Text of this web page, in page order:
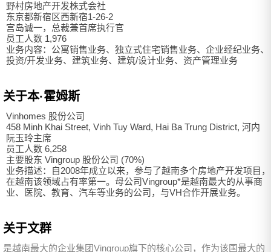
野村房地产开发株式会社
东京都新宿区西新宿1-26-2
宫岛诚一，总裁兼首席执行官
员工人数 1,976
业务内容：公寓销售业务、独立式住宅销售业务、企业经纪业务、
投资/开发业务、建筑业务、建筑/设计业务、资产管理业务
关于本·霍姆斯
Vinhomes 股份公司
458 Minh Khai Street, Vinh Tuy Ward, Hai Ba Trung District, 河内
阮玉玲主席
员工人数 6,258
主要股东 Vingroup 股份公司 (70%)
业务描述：自2008年成立以来，参与了越南多个房地产开发项目，
在越南该领域占有率第一。母公司Vingroup*是越南最大的从事商
业、医院、教育、汽车等业务的公司，与VH合作开展业务。
关于文群
是越南最大的企业集团Vingroup旗下的核心公司，作为该国最大的